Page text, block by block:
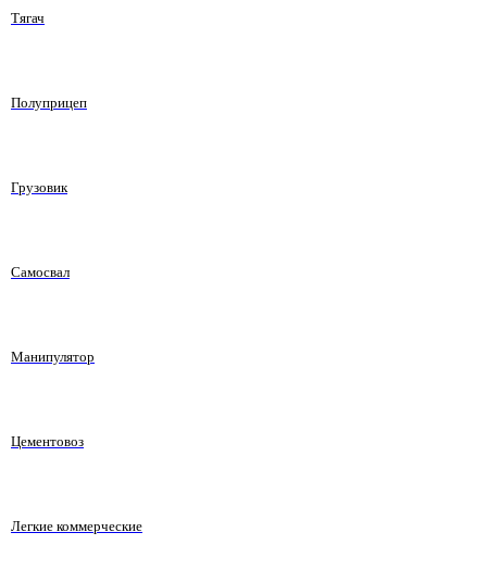
Тягач
Полуприцеп
Грузовик
Самосвал
Манипулятор
Цементовоз
Легкие коммерческие